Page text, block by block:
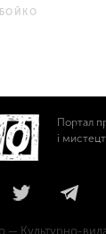
Портал
і
— Культурно-